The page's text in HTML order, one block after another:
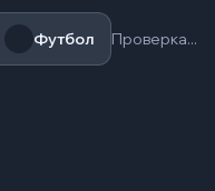
Футбол Проверка...